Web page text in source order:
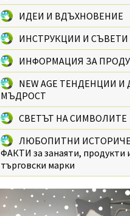
ИДЕИ И ВДЪХНОВЕНИЕ
ИНСТРУКЦИИ И СЪВЕТИ
ИНФОРМАЦИЯ ЗА
NEW AGE ТЕНДЕНЦИИ
МЪДРОСТ
СВЕТЪТ НА СИМВОЛИТЕ
ЛЮБОПИТНИ
ФАКТИ за занаяти, продукти
търговски марки